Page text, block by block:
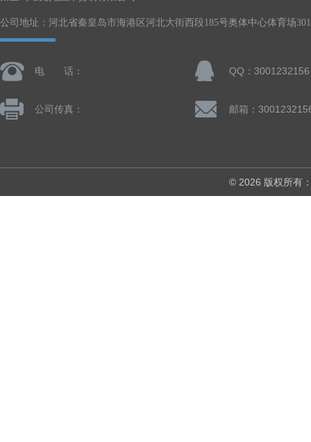
公司地址：河北省秦皇岛市海港区河北大街西段185号奥体中心体育场
电 话： QQ：3001232156
公司传真： 邮箱：
© 2026 版权所有